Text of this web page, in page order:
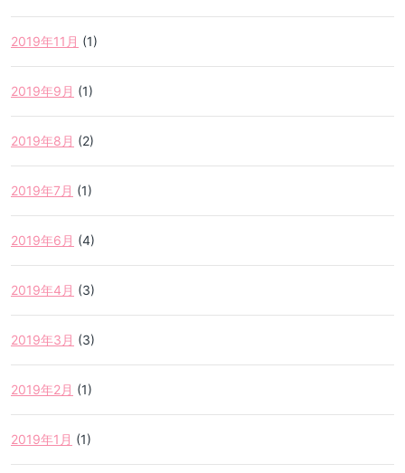
2019年11月 (1)
2019年9月 (1)
2019年8月 (2)
2019年7月 (1)
2019年6月 (4)
2019年4月 (3)
2019年3月 (3)
2019年2月 (1)
2019年1月 (1)